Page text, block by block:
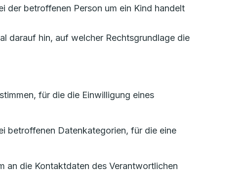
der betroffenen Person um ein Kind handelt
darauf hin, auf welcher Rechtsgrundlage die
für die die Einwilligung eines
betroffenen Datenkategorien, für die eine
an die Kontaktdaten des Verantwortlichen